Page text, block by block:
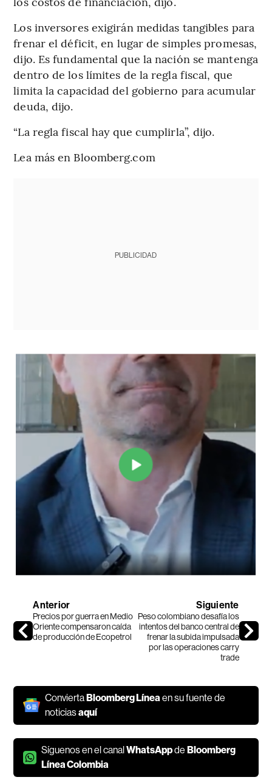
Los inversores exigirán medidas tangibles para
frenar el déficit, en lugar de simples promesas,
dijo. Es fundamental que la nación se mantenga
dentro de los límites de la regla fiscal, que
limita la capacidad del gobierno para acumular
deuda, dijo.
“La regla fiscal hay que cumplirla”, dijo.
Lea más en Bloomberg.com
PUBLICIDAD
Anterior
Precios por guerra en Medio
Oriente compensaron caída
de producción de Ecopetrol
Siguiente
Peso colombiano desafía los
intentos del banco central de
frenar la subida impulsada
por las operaciones carry
trade
ConviertaBloomberg Línea en su fuente de
noticiasaquí
Síguenos en el canalWhatsAppdeBloomberg
Línea Colombia